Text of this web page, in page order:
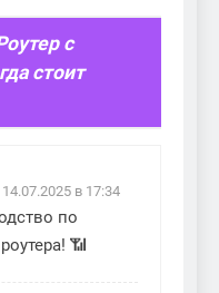
с
стоит
14.07.2025 в 17:34
по
📶